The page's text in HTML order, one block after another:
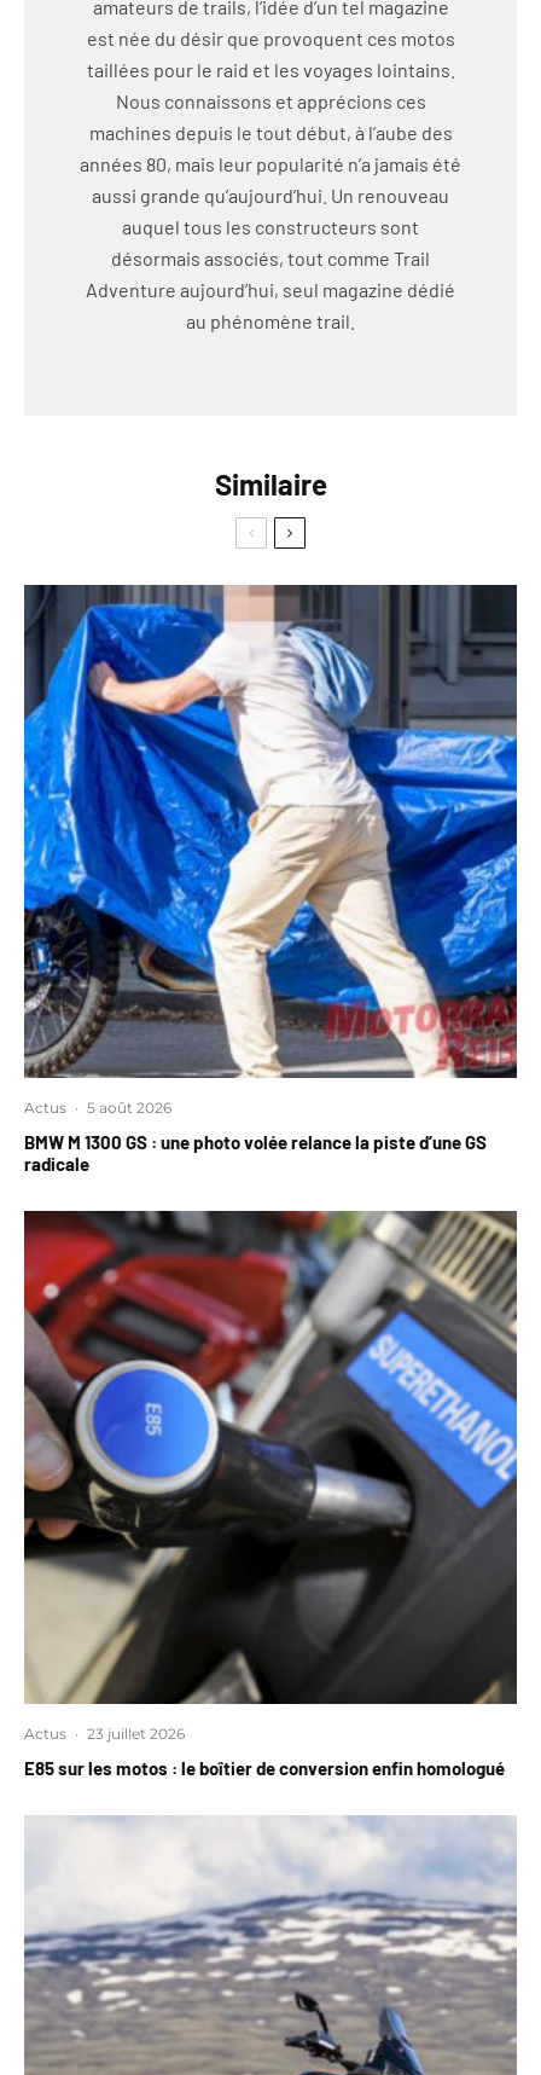
amateurs de trails, l’idée d’un tel magazine
est née du désir que provoquent ces motos
taillées pour le raid et les voyages lointains.
Nous connaissons et apprécions ces
machines depuis le tout début, à l’aube des
années 80, mais leur popularité n’a jamais été
aussi grande qu’aujourd’hui. Un renouveau
auquel tous les constructeurs sont
désormais associés, tout comme Trail
Adventure aujourd’hui, seul magazine dédié
au phénomène trail.
Similaire
Actus · 5 août 2026
BMW M 1300 GS : une photo volée relance la piste d’une GS
radicale
Actus · 23 juillet 2026
E85 sur les motos : le boîtier de conversion enfin homologué